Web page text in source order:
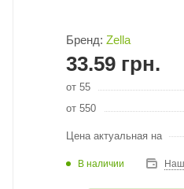
Бренд: Zella
33.59 грн.
от 55
от 550
Цена актуальная на
В наличии